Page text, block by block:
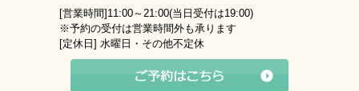
[営業時間] 11:00～21:00(当日受付は19:00)
※予約の受付は営業時間外も承ります
[定休日] 水曜日・その他不定休